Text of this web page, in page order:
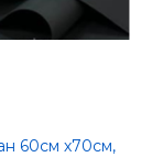
60см х70см,